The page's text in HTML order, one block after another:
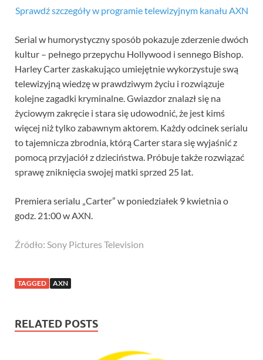
Sprawdź szczegóły w programie telewizyjnym kanału AXN
Serial w humorystyczny sposób pokazuje zderzenie dwóch
kultur – pełnego przepychu Hollywood i sennego Bishop.
Harley Carter zaskakująco umiejętnie wykorzystuje swą
telewizyjną wiedzę w prawdziwym życiu i rozwiązuje
kolejne zagadki kryminalne. Gwiazdor znalazł się na
życiowym zakręcie i stara się udowodnić, że jest kimś
więcej niż tylko zabawnym aktorem. Każdy odcinek serialu
to tajemnicza zbrodnia, którą Carter stara się wyjaśnić z
pomocą przyjaciół z dzieciństwa. Próbuje także rozwiązać
sprawę zniknięcia swojej matki sprzed 25 lat.
Premiera serialu „Carter” w poniedziałek 9 kwietnia o
godz. 21:00 w AXN.
Źródło: Sony Pictures Television
TAGGED AXN
RELATED POSTS